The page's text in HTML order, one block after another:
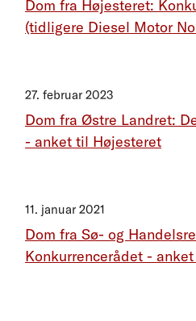
Dom fra Højesteret:
(tidligere Diesel Motor
27. februar 2023
Dom fra Østre Landret:
- anket til Højesteret
11. januar 2021
Dom fra Sø- og
Konkurrencerådet -